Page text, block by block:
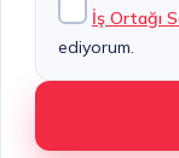
İş Ortağı
ediyorum.